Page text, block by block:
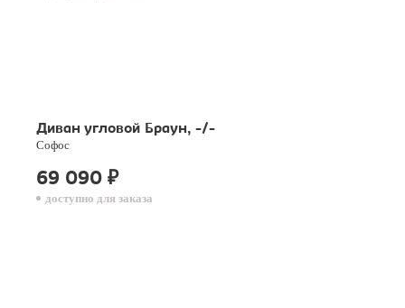
Диван угловой Браун, -/-
Софос
69 090 ₽
доступно для заказа